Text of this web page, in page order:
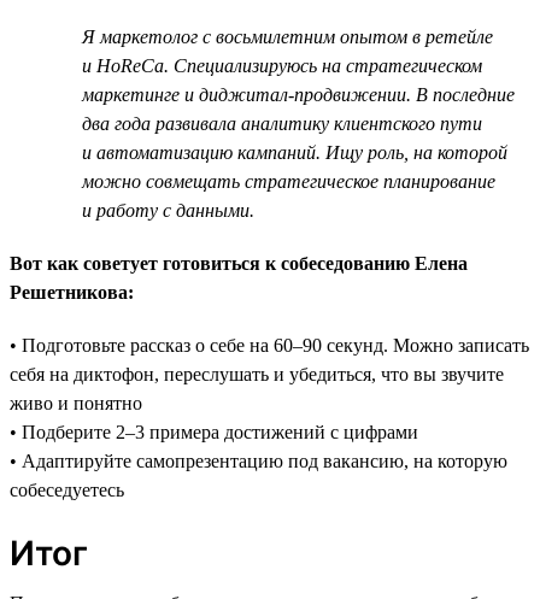
Я маркетолог с восьмилетним опытом в ретейле
и HoReCa. Специализируюсь на стратегическом
маркетинге и диджитал-продвижении. В последние
два года развивала аналитику клиентского пути
и автоматизацию кампаний. Ищу роль, на которой
можно совмещать стратегическое планирование
и работу с данными.
Вот как советует готовиться к собеседованию Елена
Решетникова:
• Подготовьте рассказ о себе на 60–90 секунд. Можно записать
себя на диктофон, переслушать и убедиться, что вы звучите
живо и понятно
• Подберите 2–3 примера достижений с цифрами
• Адаптируйте самопрезентацию под вакансию, на которую
собеседуетесь
Итог